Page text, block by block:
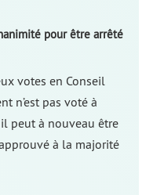
pour être arrêté
votes en Conseil
n’est pas voté à
peut à nouveau être
à la majorité